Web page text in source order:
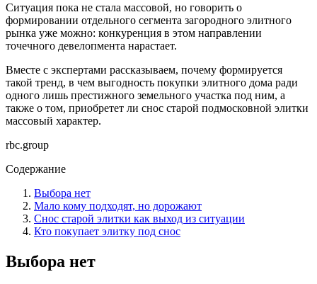
Ситуация пока не стала массовой, но говорить о
формировании отдельного сегмента загородного элитного
рынка уже можно: конкуренция в этом направлении
точечного девелопмента нарастает.
Вместе с экспертами рассказываем, почему формируется
такой тренд, в чем выгодность покупки элитного дома ради
одного лишь престижного земельного участка под ним, а
также о том, приобретет ли снос старой подмосковной элитки
массовый характер.
rbc.group
Содержание
Выбора нет
Мало кому подходят, но дорожают
Снос старой элитки как выход из ситуации
Кто покупает элитку под снос
Выбора нет